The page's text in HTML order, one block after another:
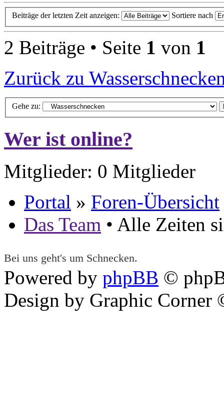
Beiträge der letzten Zeit anzeigen: Sortiere nach
2 Beiträge • Seite 1 von 1
Zurück zu
Gehe zu:
Wer ist online?
Mitglieder: 0 Mitglieder
Portal » Foren-Übersicht
Das Team • Alle Zeiten
Bei uns geht's um Schnecken.
Powered by phpBB ©
Design by Graphic Corner